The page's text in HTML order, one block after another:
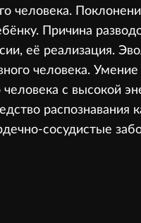
человека.
Причина
её реализация.
человека.
человека с высокой
распознавания
сосудистые